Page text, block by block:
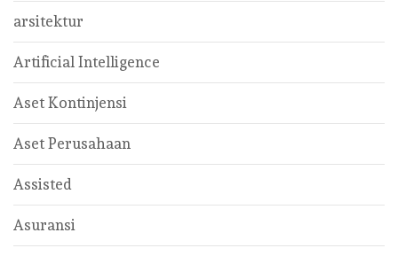
arsitektur
Artificial Intelligence
Aset Kontinjensi
Aset Perusahaan
Assisted
Asuransi